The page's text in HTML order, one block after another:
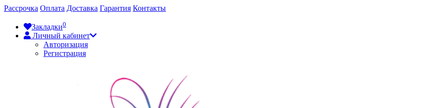
Рассрочка Оплата Доставка Гарантия Контакты
Закладки0
Личный кабинет
Авторизация
Регистрация